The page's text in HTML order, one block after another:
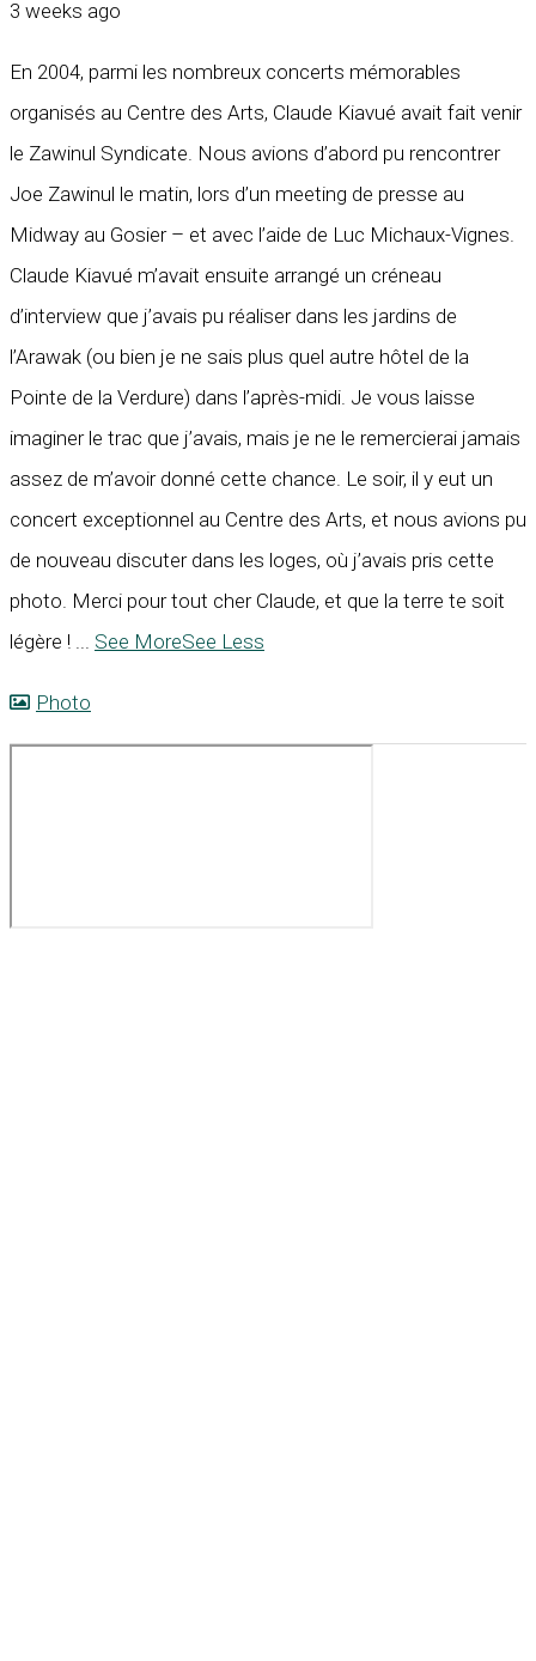
3 weeks ago
En 2004, parmi les nombreux concerts mémorables
organisés au Centre des Arts, Claude Kiavué avait fait venir
le Zawinul Syndicate. Nous avions d’abord pu rencontrer
Joe Zawinul le matin, lors d’un meeting de presse au
Midway au Gosier – et avec l’aide de Luc Michaux-Vignes.
Claude Kiavué m’avait ensuite arrangé un créneau
d’interview que j’avais pu réaliser dans les jardins de
l’Arawak (ou bien je ne sais plus quel autre hôtel de la
Pointe de la Verdure) dans l’après-midi. Je vous laisse
imaginer le trac que j’avais, mais je ne le remercierai jamais
assez de m’avoir donné cette chance. Le soir, il y eut un
concert exceptionnel au Centre des Arts, et nous avions pu
de nouveau discuter dans les loges, où j’avais pris cette
photo. Merci pour tout cher Claude, et que la terre te soit
légère ! ... See MoreSee Less
Photo